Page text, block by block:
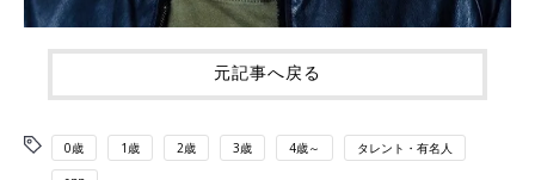
元記事へ戻る
0歳 1歳 2歳 3歳 4歳～ タレント・有名人